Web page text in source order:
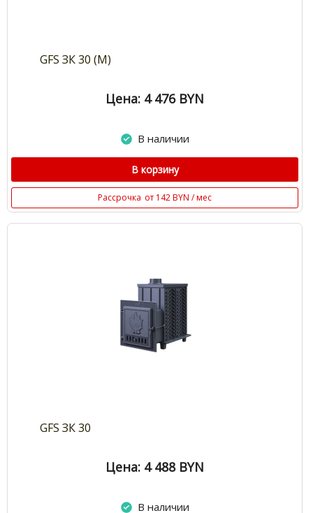
GFS ЗК 30 (М)
Цена: 4 476 BYN
В наличии
В корзину
Рассрочка от 142 BYN / мес
GFS ЗК 30
Цена: 4 488 BYN
В наличии